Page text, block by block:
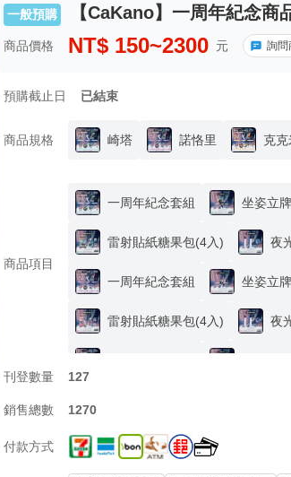
一般預購 【CaKano】一周年紀念商
商品價格 NT$ 150~2300 元 詢問
預購截止日 已結束
商品規格 崎塔 諾恪里 克
商品項目
一周年紀念套組 坐姿立牌
雷射貼紙糖果包(4入) 夜
一周年紀念套組 坐姿立牌
雷射貼紙糖果包(4入) 夜
夜光徽章 鏡面壓克力畫版
刊登數量 127
銷售總數 1270
付款方式